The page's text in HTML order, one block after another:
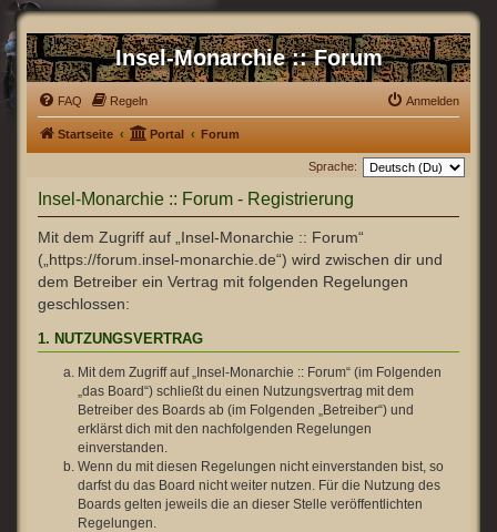
Insel-Monarchie :: Forum
FAQ Regeln Anmelden
Startseite Portal Forum
Sprache:
Insel-Monarchie :: Forum - Registrierung
Mit dem Zugriff auf „Insel-Monarchie :: Forum“
(„https://forum.insel-monarchie.de“) wird zwischen dir und
dem Betreiber ein Vertrag mit folgenden Regelungen
geschlossen:
1. NUTZUNGSVERTRAG
Mit dem Zugriff auf „Insel-Monarchie :: Forum“ (im Folgenden
„das Board“) schließt du einen Nutzungsvertrag mit dem
Betreiber des Boards ab (im Folgenden „Betreiber“) und
erklärst dich mit den nachfolgenden Regelungen
einverstanden.
Wenn du mit diesen Regelungen nicht einverstanden bist, so
darfst du das Board nicht weiter nutzen. Für die Nutzung des
Boards gelten jeweils die an dieser Stelle veröffentlichten
Regelungen.